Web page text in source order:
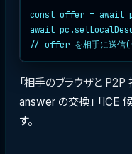
const offer = await
await
「相手のブラウザと
answer の交換」 「ICE
す。